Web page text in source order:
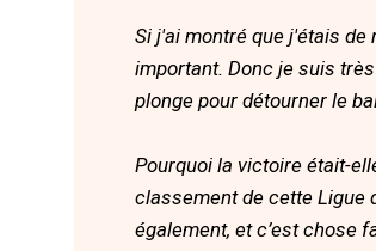
Si j'ai montré que j'étais
important. Donc je suis
plonge pour détourner le
Pourquoi la victoire était-
classement de cette Ligue
également, et c’est chose